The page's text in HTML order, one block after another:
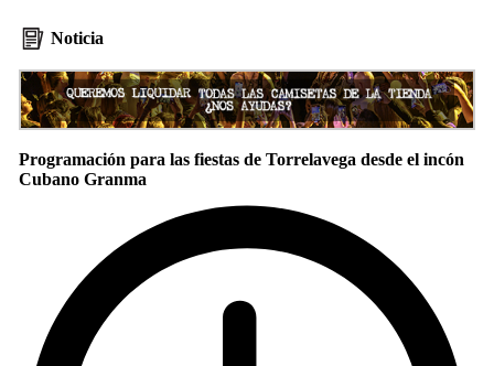
Noticia
Programación para las fiestas de Torrelavega desde el incón
Cubano Granma